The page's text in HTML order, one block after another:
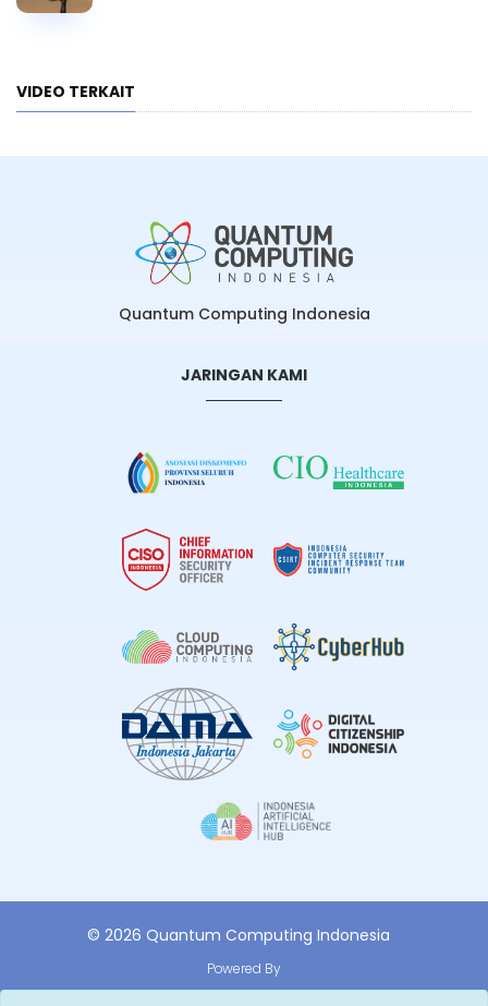
VIDEO TERKAIT
Quantum Computing Indonesia
JARINGAN KAMI
© 2026 Quantum Computing Indonesia
Powered By